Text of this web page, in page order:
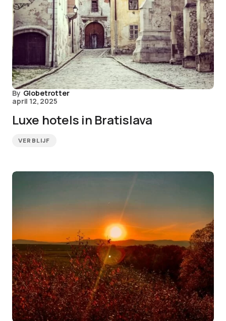
By Globetrotter
april 12, 2025
Luxe hotels in Bratislava
VERBLIJF